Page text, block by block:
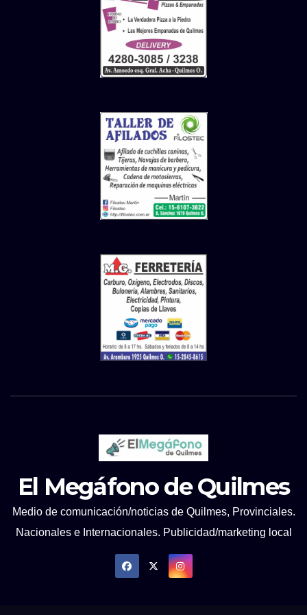
El Megáfono de Quilmes
Medio de comunicación/noticias de Quilmes, Provinciales.
Nacionales e Internacionales. Publicidad/marketing local